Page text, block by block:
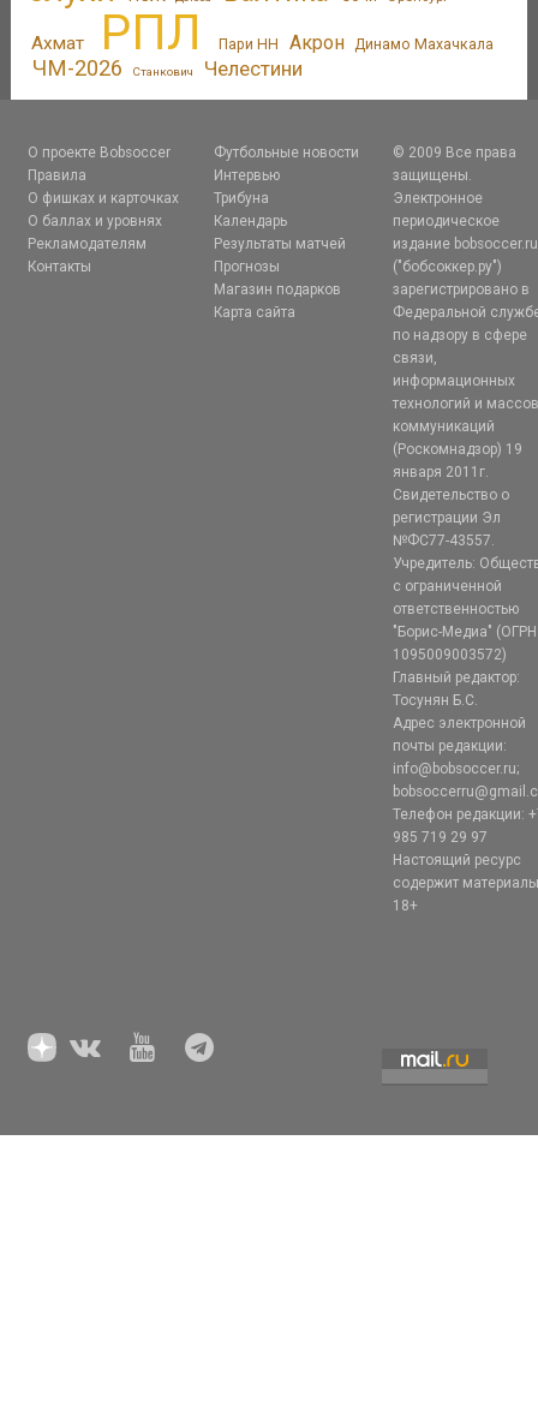
Ахмат РПЛ Пари НН Акрон Динамо Махачкала
ЧМ-2026 Станкович Челестини
О проекте Bobsoccer
Правила
О фишках и карточках
О баллах и уровнях
Рекламодателям
Контакты
Футбольные новости
Интервью
Трибуна
Календарь
Результаты матчей
Прогнозы
Магазин подарков
Карта сайта
© 2009 Все права
защищены.
Электронное
периодическое
издание bobsoccer.ru
("бобсоккер.ру")
зарегистрировано в
Федеральной
по надзору в сфере
связи,
информационных
технологий и
коммуникаций
(Роскомнадзор) 19
января 2011г.
Свидетельство о
регистрации Эл
№ФС77-43557.
Учредитель:
с ограниченной
ответственностью
"Борис-Медиа" (ОГРН
1095009003572)
Главный редактор:
Тосунян Б.С.
Адрес электронной
почты редакции:
info@bobsoccer.ru;
Телефон редакции:
985 719 29 97
Настоящий ресурс
содержит
18+